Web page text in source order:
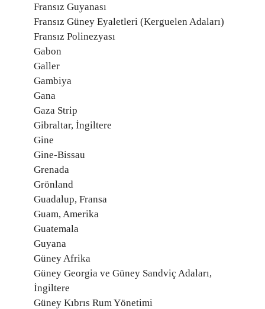
Fransız Guyanası
Fransız Güney Eyaletleri (Kerguelen Adaları)
Fransız Polinezyası
Gabon
Galler
Gambiya
Gana
Gaza Strip
Gibraltar, İngiltere
Gine
Gine-Bissau
Grenada
Grönland
Guadalup, Fransa
Guam, Amerika
Guatemala
Guyana
Güney Afrika
Güney Georgia ve Güney Sandviç Adaları,
İngiltere
Güney Kıbrıs Rum Yönetimi